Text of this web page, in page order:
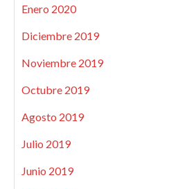
Enero 2020
Diciembre 2019
Noviembre 2019
Octubre 2019
Agosto 2019
Julio 2019
Junio 2019